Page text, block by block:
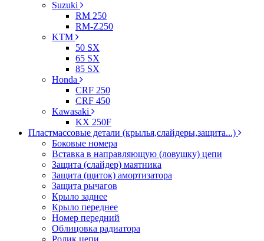
Suzuki
RM 250
RM-Z250
KTM
50 SX
65 SX
85 SX
Honda
CRF 250
CRF 450
Kawasaki
KX 250F
Пластмассовые детали (крылья,слайдеры,защита...)
Боковые номера
Вставка в направляющую (ловушку) цепи
Защита (слайдер) маятника
Защита (щиток) амортизатора
Защита рычагов
Крыло заднее
Крыло переднее
Номер передний
Облицовка радиатора
Ролик цепи